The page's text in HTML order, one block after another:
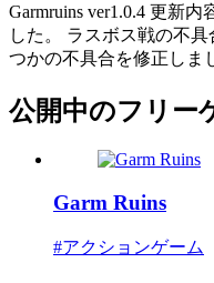
Garmruins ver1.0.4 更新
した。 ラスボス戦の不
つかの不具合を修正しま
公開中のフリー
Garm Ruins
#アクションゲーム